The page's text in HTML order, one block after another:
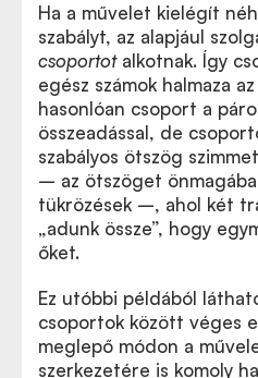
Ha a művelet kielégít
szabályt, az alapjául
csoportotalkotnak. Így
egész számok halmaza
hasonlóan csoport a
összeadással, de
szabályos ötszög
– az ötszöget
tükrözések –, ahol két
„adunk össze”, hogy
őket.
Ez utóbbi példából
csoportok között véges
meglepő módon a
szerkezetére is komoly